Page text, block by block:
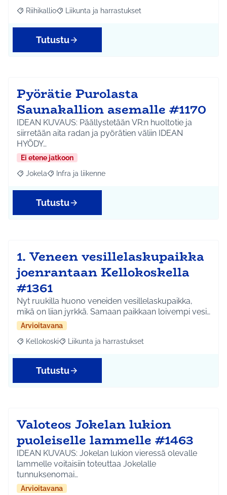
Rajaa tulokset aihepiirin mukaan: Riihikallio
Riihikallio Rajaa tulokset teeman mukaan: Liikunta ja
Liikunta ja harrastukset
Tutustu
Pyörätie Purolasta
Saunakallion asemalle #1170
IDEAN KUVAUS: Päällystetään VR:n huoltotie ja
siirretään aita radan ja pyörätien väliin IDEAN
HYÖDY…
Ei etene jatkoon
Rajaa tulokset aihepiirin mukaan: Jokela
Jokela Rajaa tulokset teeman mukaan: Infra ja liikenne
Infra ja liikenne
Tutustu
1. Veneen vesillelaskupaikka
joenrantaan Kellokoskella
#1361
Nyt ruukilla huono veneiden vesillelaskupaikka,
mikä on liian jyrkkä. Samaan paikkaan loivempi vesi…
Arvioitavana
Rajaa tulokset aihepiirin mukaan: Kellokoski
Kellokoski Rajaa tulokset teeman mukaan: Liikunta ja
Liikunta ja harrastukset
Tutustu
Valoteos Jokelan lukion
puoleiselle lammelle #1463
IDEAN KUVAUS: Jokelan lukion vieressä olevalle
lammelle voitaisiin toteuttaa Jokelalle
tunnuksenomai…
Arvioitavana